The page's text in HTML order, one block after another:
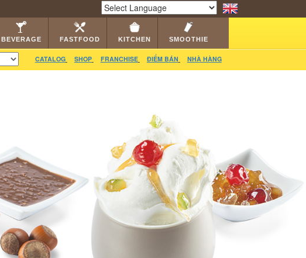
VIDEO HỎI ĐÁP LIÊN HỆ
Powered by Translate
BEVERAGE FASTFOOD KITCHEN SMOOTHIE
CATALOG SHOP FRANCHISE ĐIỂM BÁN NHÀ HÀNG